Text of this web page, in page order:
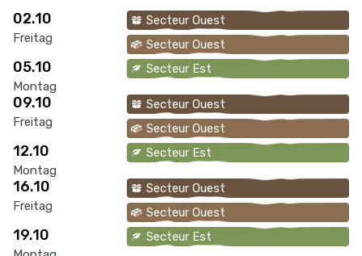
02.10
Freitag
Secteur Ouest
Secteur Ouest
05.10
Montag
Secteur Est
09.10
Freitag
Secteur Ouest
Secteur Ouest
12.10
Montag
Secteur Est
16.10
Freitag
Secteur Ouest
Secteur Ouest
19.10 Secteur Est